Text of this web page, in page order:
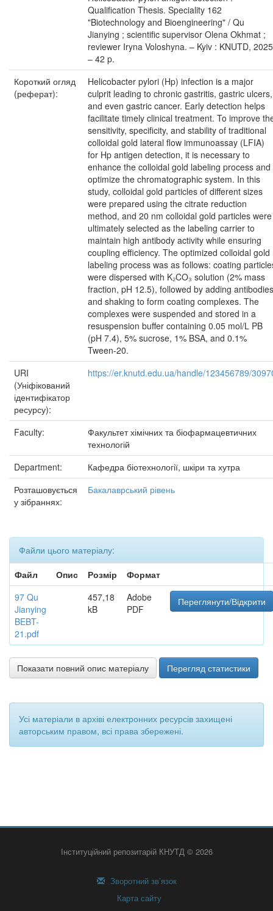
Qualification Thesis. Speciality 162
"Biotechnology and Bioengineering" / Qu
Jianying ; scientific supervisor Olena Okhmat ;
reviewer Iryna Voloshyna. – Kyiv : KNUTD,
– 42 p.
Короткий огляд
(реферат):
Helicobacter pylori (Hp) infection is a major
culprit leading to chronic gastritis, gastric ulcers,
and even gastric cancer. Early detection helps
facilitate timely clinical treatment. To improve
sensitivity, specificity, and stability of traditional
colloidal gold lateral flow immunoassay (LFIA)
for Hp antigen detection, it is necessary to
enhance the colloidal gold labeling process and
optimize the chromatographic system. In this
study, colloidal gold particles of different sizes
were prepared using the citrate reduction
method, and 20 nm colloidal gold particles were
ultimately selected as the labeling carrier to
maintain high antibody activity while ensuring
coupling efficiency. The optimized colloidal gold
labeling process was as follows: coating
were dispersed with K₂CO₃ solution (2% mass
fraction, pH 12.5), followed by adding antibodies
and shaking to form coating complexes. The
complexes were suspended and stored in a
resuspension buffer containing 0.05 mol/L PB
(pH 7.4), 5% sucrose, 1% BSA, and 0.1%
Tween-20.
URI
(Уніфікований
ідентифікатор
ресурсу):
https://er.knutd.edu.ua/handle/123456789/
Faculty:
Факультет хімічних та біофармацевтичних
технологій
Department:
Кафедра біотехнології, шкіри та хутра
Розташовується
у зібраннях:
Бакалаврський рівень
Файли цього матеріалу:
Файл
Опис Розмір
Формат
97 Qu
Jianying
BEBT-
21.pdf
457,18
kB
Adobe
PDF
Переглянути/Відкрити
Показати повний опис матеріалу Перегляд статистики
Усі матеріали в архіві електронних ресурсів захищені
авторським правом, всі права збережені.
Інституційний репозитарій КНУТД © 2026
Зворотний зв’язок
Карта сайту